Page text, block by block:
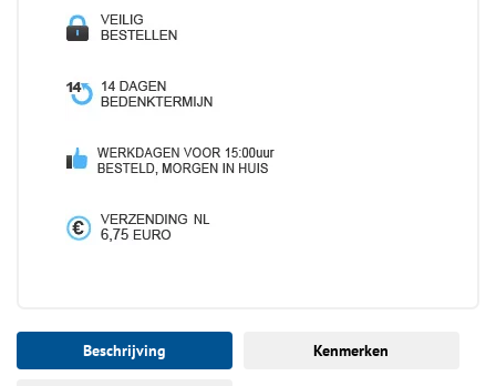
Beschrijving Kenmerken